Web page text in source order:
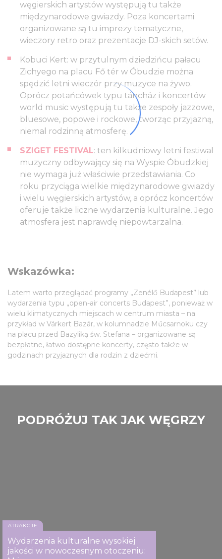
węgierskich artystów występują tu także
międzynarodowe gwiazdy. Poza koncertami
organizowane są tu imprezy tematyczne,
wieczory retro oraz prezentacje DJ-skich setów.
Kobuci Kert: w przytulnym dziedzińcu pałacu
Zichyego na placu Fő tér w Óbudzie można
spędzić letni wieczór przy muzyce na żywo.
Oprócz potańcówek typu táncház i koncertów
world music występują tu także zespoły jazzowe,
bluesowe, popowe i rockowe, tworząc przyjazną,
niemal rodzinną atmosferę.
SZIGET FESTIVAL: ten kilkudniowy letni festiwal
muzyczny odbywający się na Wyspie Óbudzkiej
nie wymaga już właściwie przedstawiania. Co
roku przyciąga wielkie międzynarodowe gwiazdy
i wielu węgierskich artystów, a oprócz koncertów
oferuje także liczne wydarzenia kulturalne. Jego
atmosfera jest naprawdę niepowtarzalna.
Wskazówka:
Latem warto przeglądać programy „Zenélő Budapest” lub
wydarzenia typu „open-air concerts Budapest”, ponieważ w
wielu klimatycznych miejscach w centrum miasta – na
przykład w Várkert Bazár, w kolumnadzie Műcsarnoku czy
na placu przed Bazyliką św. Stefana – organizowane są
bezpłatne, łatwo dostępne koncerty, często także w
godzinach przyjaznych dla rodzin z dziećmi.
PODRÓŻUJ TAK JAK WĘGRZY
ATRAKCJE
Wydarzenia kulturalne wysokiej
jakości w nowoczesnym otoczeniu: